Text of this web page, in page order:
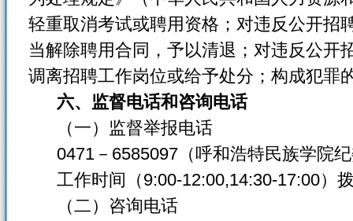
轻重取消考试或聘用资格；对违反公开招
当解除聘用合同，予以清退；对违反公开
调离招聘工作岗位或给予处分；构成犯罪
六、监督电话和咨询电话
（一）监督举报电话
0471－6585097（呼和浩特民族学院
工作时间（9:00-12:00,14:30-17:00）
（二）咨询电话